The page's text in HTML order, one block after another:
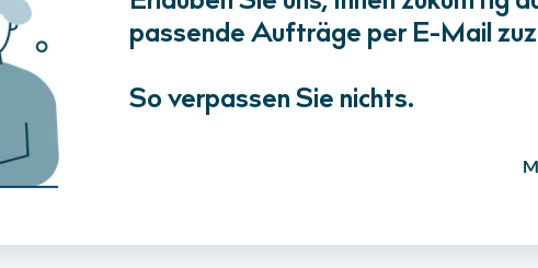
passende Aufträge per E-Mail
So verpassen Sie nichts.